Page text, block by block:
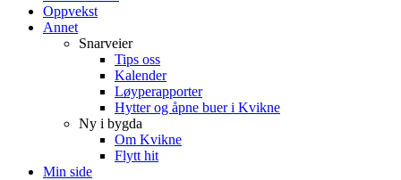
Oppvekst
Annet
Snarveier
Tips oss
Kalender
Løyperapporter
Hytter og åpne buer i Kvikne
Ny i bygda
Om Kvikne
Flytt hit
Min side